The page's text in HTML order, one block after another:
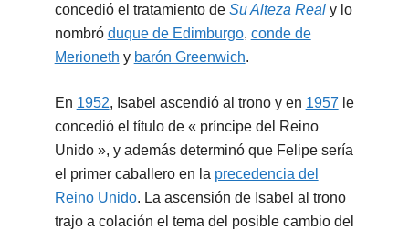
concedió el tratamiento de Su Alteza Realy lo
nombró duque de Edimburgo, conde de
Merioneth y barón Greenwich.
En 1952, Isabel ascendió al trono y en 1957 le
concedió el título de « príncipe del Reino
Unido », y además determinó que Felipe sería
el primer caballero en la precedencia del
Reino Unido. La ascensión de Isabel al trono
trajo a colación el tema del posible cambio del